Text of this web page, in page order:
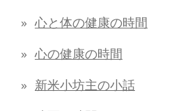
心と体の健康の時間
心の健康の時間
新米小坊主の小話